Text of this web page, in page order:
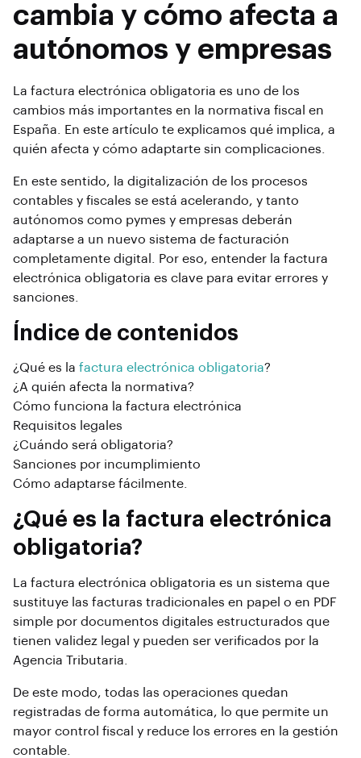
cambia y cómo afecta a
autónomos y empresas
La factura electrónica obligatoria es uno de los
cambios más importantes en la normativa fiscal en
España. En este artículo te explicamos qué implica, a
quién afecta y cómo adaptarte sin complicaciones.
En este sentido, la digitalización de los procesos
contables y fiscales se está acelerando, y tanto
autónomos como pymes y empresas deberán
adaptarse a un nuevo sistema de facturación
completamente digital. Por eso, entender la factura
electrónica obligatoria es clave para evitar errores y
sanciones.
Índice de contenidos
¿Qué es la factura electrónica obligatoria?
¿A quién afecta la normativa?
Cómo funciona la factura electrónica
Requisitos legales
¿Cuándo será obligatoria?
Sanciones por incumplimiento
Cómo adaptarse fácilmente.
¿Qué es la factura electrónica
obligatoria?
La factura electrónica obligatoria es un sistema que
sustituye las facturas tradicionales en papel o en PDF
simple por documentos digitales estructurados que
tienen validez legal y pueden ser verificados por la
Agencia Tributaria.
De este modo, todas las operaciones quedan
registradas de forma automática, lo que permite un
mayor control fiscal y reduce los errores en la gestión
contable.